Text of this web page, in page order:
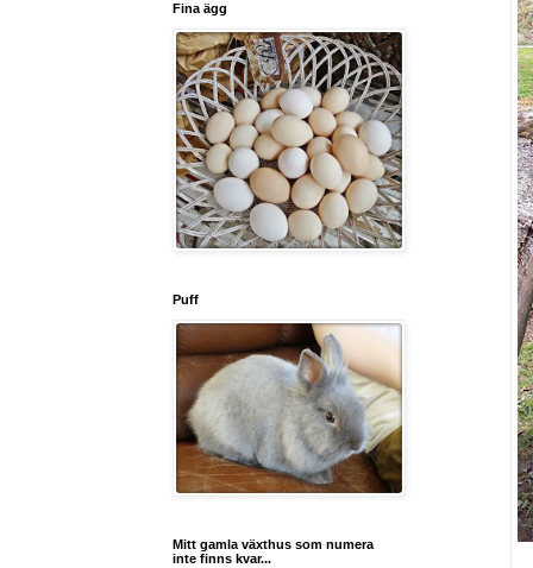
Fina ägg
Puff
Mitt gamla växthus som numera
inte finns kvar...